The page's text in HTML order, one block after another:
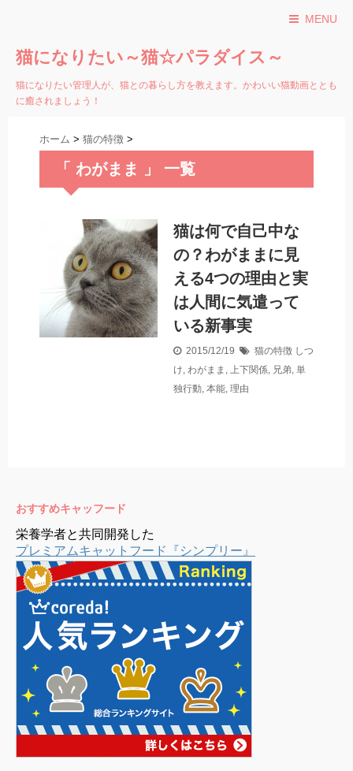
MENU
猫になりたい～猫☆パラダイス～
猫になりたい管理人が、猫との暮らし方を教えます。かわいい猫動画ととも
に癒されましょう！
ホーム > 猫の特徴 >
「 わがまま 」 一覧
猫は何で自己中な
の？わがままに見
える4つの理由と実
は人間に気遣って
いる新事実
2015/12/19 猫の特徴 しつ
け, わがまま , 上下関係, 兄弟, 単
独行動, 本能, 理由
おすすめキャッフード
栄養学者と共同開発した
プレミアムキャットフード『シンプリー』